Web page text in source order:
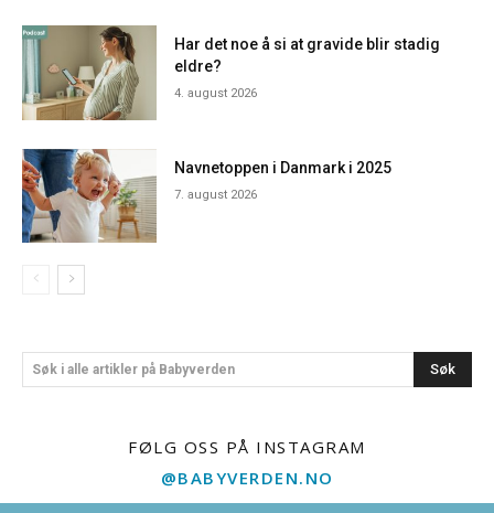
Har det noe å si at gravide blir stadig
eldre?
4. august 2026
Navnetoppen i Danmark i 2025
7. august 2026
Søk i alle artikler på Babyverden Søk
FØLG OSS PÅ INSTAGRAM
@BABYVERDEN.NO